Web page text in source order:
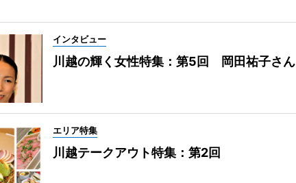
インタビュー
川越の輝く女性特集：第5回 岡田祐子さん
エリア特集
川越テークアウト特集：第2回